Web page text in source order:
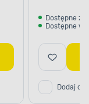
Dostępne z
Dostępne w
Dodaj do